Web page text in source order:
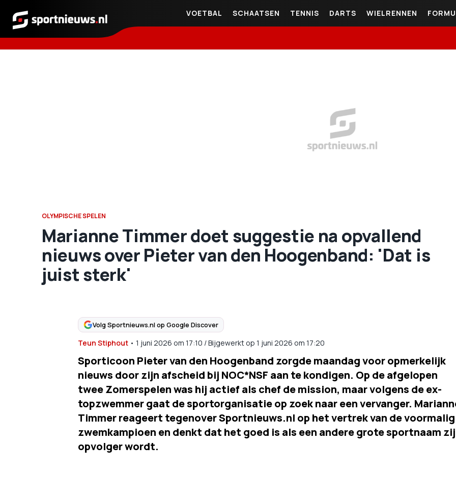
Sportnieuws.nl
VOETBAL SCHAATSEN TENNIS DARTS WIELRENNEN
OLYMPISCHE SPELEN
Marianne Timmer doet suggestie na opvallend
nieuws over Pieter van den Hoogenband: 'Dat is
juist sterk'
Volg Sportnieuws.nl op Google Discover
Teun Stiphout• 1 juni 2026 om 17:10 /Bijgewerkt op 1 juni 2026 om 17:20
Sporticoon Pieter van den Hoogenband zorgde maandag voor opmerkelijk
nieuws door zijn afscheid bij NOC*NSF aan te kondigen. Op de afgelopen
twee Zomerspelen was hij actief als chef de mission, maar volgens de ex-
topzwemmer gaat de sportorganisatie op zoek naar een vervanger.
Timmer reageert tegenover Sportnieuws.nl op het vertrek van de voormalig
zwemkampioen en denkt dat het goed is als een andere grote sportnaam
opvolger wordt.